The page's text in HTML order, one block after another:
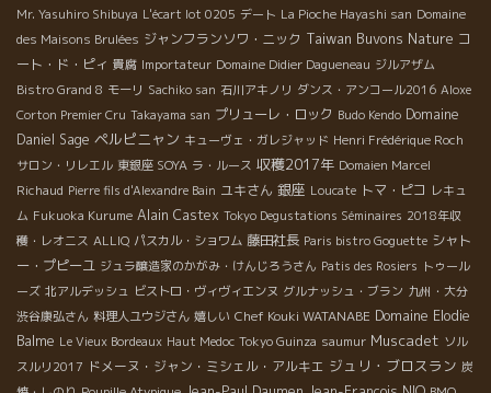
Mr. Yasuhiro Shibuya L'écart lot 0205 デート La Pioche Hayashi san Domaine
des Maisons Brulées ジャンフランソワ・ニック Taiwan Buvons Nature コ
ート・ド・ピィ 貴腐 Importateur Domaine Didier Dagueneau ジルアザム
Bistro Grand 8 モーリ Sachiko san 石川アキノリ ダンス・アンコール2016 Aloxe
Corton Premier Cru Takayama san プリューレ・ロック Budo Kendo Domaine
Daniel Sage ペルピニャン キューヴェ・ガレジャッド Henri Frédérique Roch
サロン・リレエル 東銀座 SOYA ラ・ルース 収穫2017年 Domaien Marcel
Richaud Pierre fils d'Alexandre Bain ユキさん 銀座 Loucate トマ・ピコ レキュ
ム Fukuoka Kurume Alain Castex Tokyo Degustations Séminaires 2018年収
穫・レオニス ALLIQ パスカル・ショワム 藤田社長 Paris bistro Goguette シャト
ー・プピーユ ジュラ醸造家のかがみ・けんじろうさん Patis des Rosiers トゥール
ーズ 北アルデッシュ ビストロ・ヴィヴィエンヌ グルナッシュ・ブラン 九州・大分
渋谷康弘さん 料理人ユウジさん 嬉しい Chef Kouki WATANABE Domaine Elodie
Balme Le Vieux Bordeaux Haut Medoc Tokyo Guinza saumur Muscadet ソル
スルリ2017 ドメーヌ・ジャン・ミシェル・アルキエ ジュリ・ブロスラン 炭